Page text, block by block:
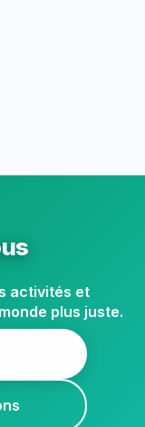
activités et
plus juste.